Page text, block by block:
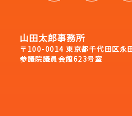
山田太郎事務所
〒100-0014 東京都千代田区永
参議院議員会館623号室